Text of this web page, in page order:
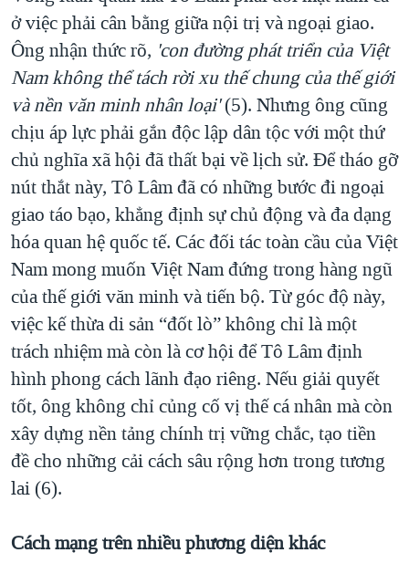
ở việc phải cân bằng giữa nội trị và ngoại giao.
Ông nhận thức rõ, 'con đường phát triển của Việt
Nam không thể tách rời xu thế chung của thế giới
và nền văn minh nhân loại'(5). Nhưng ông cũng
chịu áp lực phải gắn độc lập dân tộc với một thứ
chủ nghĩa xã hội đã thất bại về lịch sử. Để tháo gỡ
nút thắt này, Tô Lâm đã có những bước đi ngoại
giao táo bạo, khẳng định sự chủ động và đa dạng
hóa quan hệ quốc tế. Các đối tác toàn cầu của Việt
Nam mong muốn Việt Nam đứng trong hàng ngũ
của thế giới văn minh và tiến bộ. Từ góc độ này,
việc kế thừa di sản “đốt lò” không chỉ là một
trách nhiệm mà còn là cơ hội để Tô Lâm định
hình phong cách lãnh đạo riêng. Nếu giải quyết
tốt, ông không chỉ củng cố vị thế cá nhân mà còn
xây dựng nền tảng chính trị vững chắc, tạo tiền
đề cho những cải cách sâu rộng hơn trong tương
lai (6).
Cách mạng trên nhiều phương diện khác